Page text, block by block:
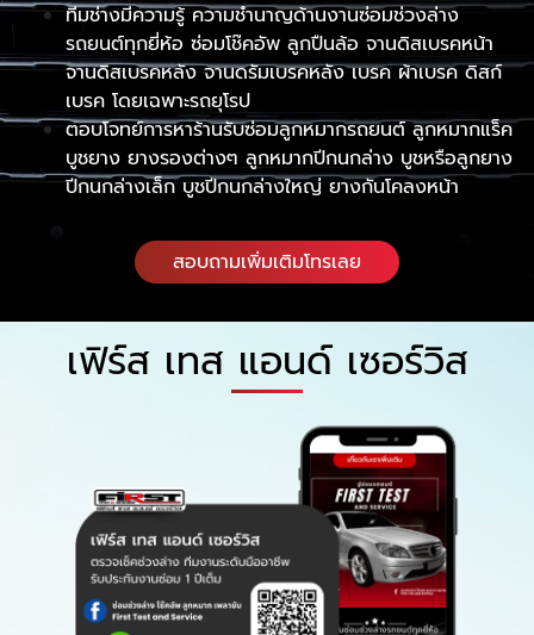
ทีมช่างมีความรู้ ความชำนาญด้านงานซ่อมช่วงล่าง
รถยนต์ทุกยี่ห้อ ซ่อมโช๊คอัพ ลูกปืนล้อ จานดิสเบรคหน้า
จานดิสเบรคหลัง จานดรัมเบรคหลัง เบรค ผ้าเบรค ดิสก์
เบรค โดยเฉพาะรถยุโรป
ตอบโจทย์การหาร้านรับซ่อมลูกหมากรถยนต์ ลูกหมากแร็ค
บูชยาง ยางรองต่างๆ ลูกหมากปีกนกล่าง บูชหรือลูกยาง
ปีกนกล่างเล็ก บูชปีกนกล่างใหญ่ ยางกันโคลงหน้า
สอบถามเพิ่มเติมโทรเลย
เฟิร์ส เทส แอนด์ เซอร์วิส